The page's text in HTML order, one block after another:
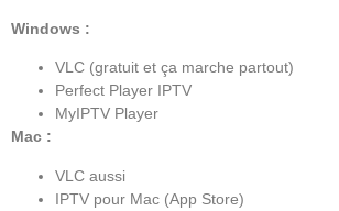
Windows :
VLC (gratuit et ça marche partout)
Perfect Player IPTV
MyIPTV Player
Mac :
VLC aussi
IPTV pour Mac (App Store)